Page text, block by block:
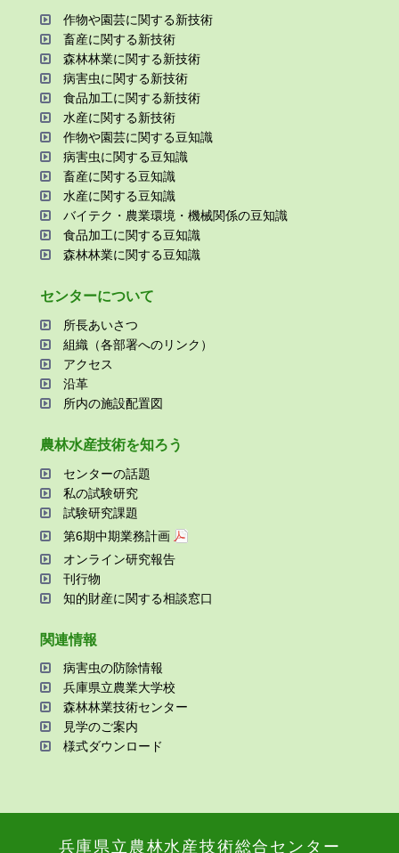
作物や園芸に関する新技術
畜産に関する新技術
森林林業に関する新技術
病害⾍に関する新技術
⾷品加⼯に関する新技術
⽔産に関する新技術
作物や園芸に関する⾖知識
病害⾍に関する⾖知識
畜産に関する⾖知識
⽔産に関する⾖知識
バイテク・農業環境・機械関係の⾖知識
⾷品加⼯に関する⾖知識
森林林業に関する⾖知識
センターについて
所⻑あいさつ
組織（各部署へのリンク）
アクセス
沿⾰
所内の施設配置図
農林⽔産技術を知ろう
センターの話題
私の試験研究
試験研究課題
第6期中期業務計画
オンライン研究報告
刊⾏物
知的財産に関する相談窓⼝
関連情報
病害⾍の防除情報
兵庫県⽴農業⼤学校
森林林業技術センター
⾒学のご案内
様式ダウンロード
兵庫県⽴農林⽔産技術総合センター